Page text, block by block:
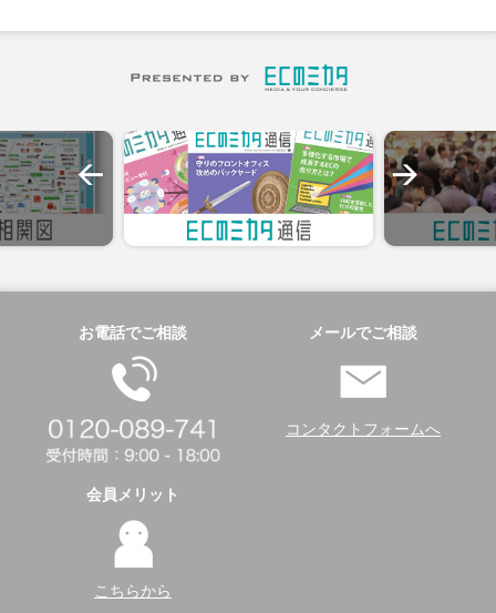
お電話でご相談 メールでご相談
コンタクトフォームへ
会員メリット
こちらから